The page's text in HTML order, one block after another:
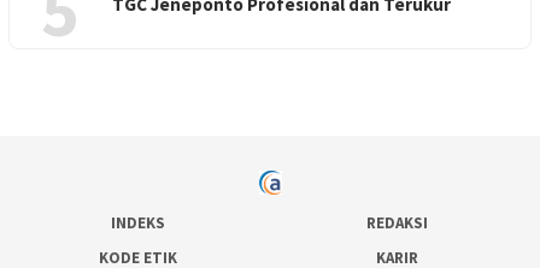
TGC Jeneponto Profesional dan Terukur
INDEKS
REDAKSI
KODE ETIK
KARIR